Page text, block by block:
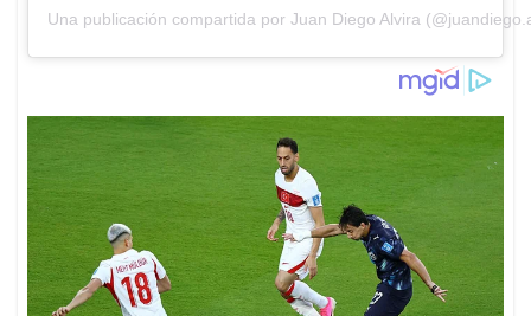
Una publicación compartida por Juan Diego Alvira